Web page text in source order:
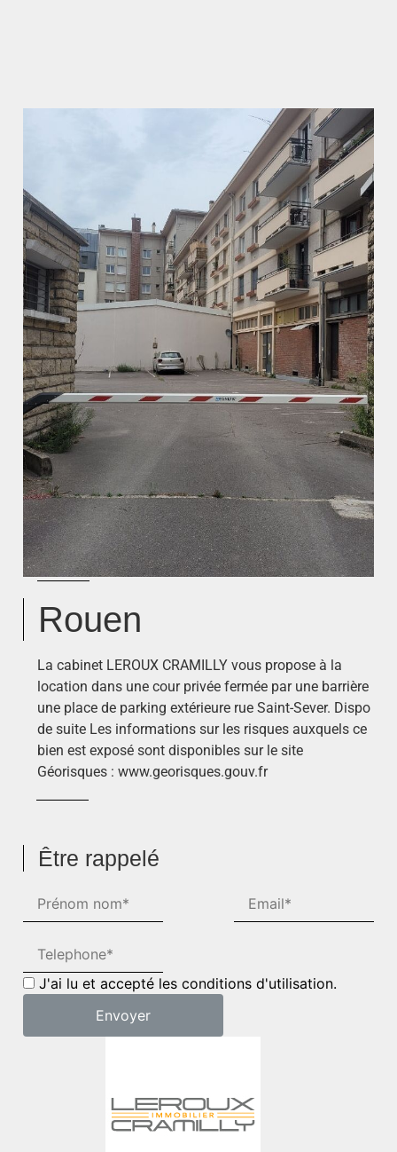
Rouen
La cabinet LEROUX CRAMILLY vous propose à la
location dans une cour privée fermée par une barrière
une place de parking extérieure rue Saint-Sever. Dispo
de suite Les informations sur les risques auxquels ce
bien est exposé sont disponibles sur le site
Géorisques : www.georisques.gouv.fr
Être rappelé
J'ai lu et accepté les conditions d'utilisation.